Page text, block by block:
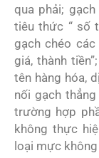
qua phải;
tiêu thức “ số
gạch chéo
giá, thành
tên hàng hóa,
nối gạch
trường hợp
không thực
loại mực